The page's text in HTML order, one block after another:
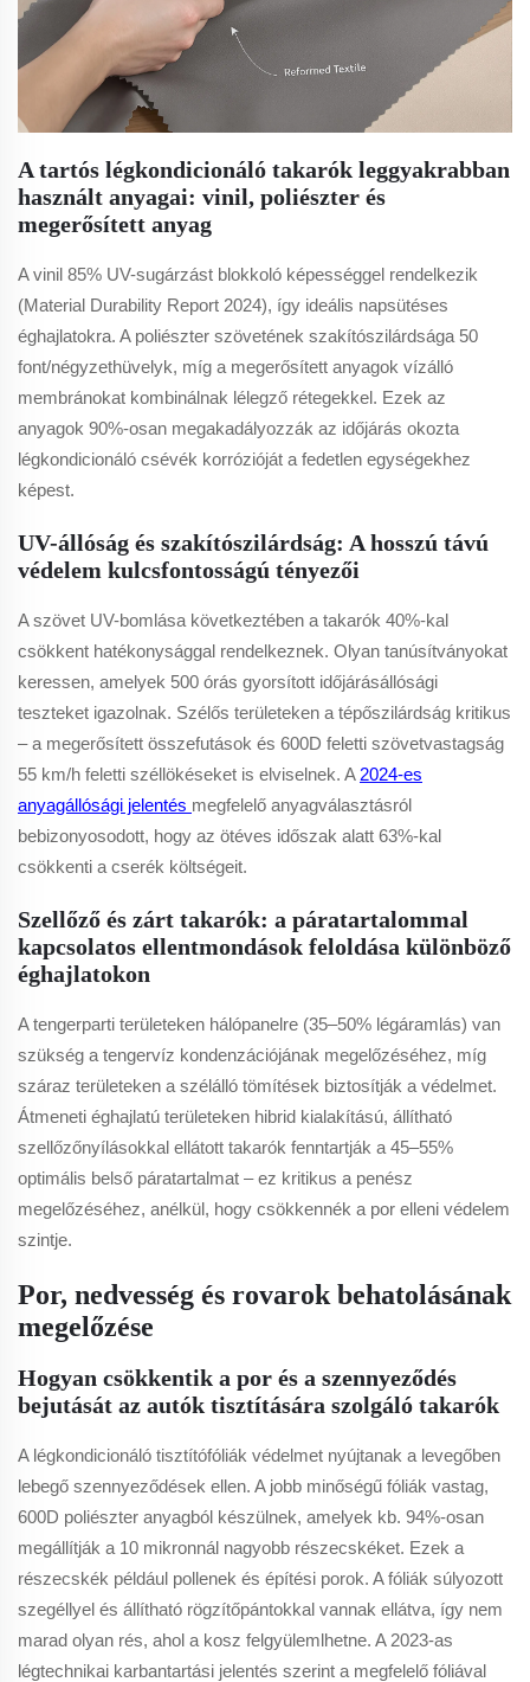
A tartós légkondicionáló takarók leggyakrabban
használt anyagai: vinil, poliészter és
megerősített anyag
A vinil 85% UV-sugárzást blokkoló képességgel rendelkezik
(Material Durability Report 2024), így ideális napsütéses
éghajlatokra. A poliészter szövetének szakítószilárdsága 50
font/négyzethüvelyk, míg a megerősített anyagok vízálló
membránokat kombinálnak lélegző rétegekkel. Ezek az
anyagok 90%-osan megakadályozzák az időjárás okozta
légkondicionáló csévék korrózióját a fedetlen egységekhez
képest.
UV-állóság és szakítószilárdság: A hosszú távú
védelem kulcsfontosságú tényezői
A szövet UV-bomlása következtében a takarók 40%-kal
csökkent hatékonysággal rendelkeznek. Olyan tanúsítványokat
keressen, amelyek 500 órás gyorsított időjárásállósági
teszteket igazolnak. Szélős területeken a tépőszilárdság kritikus
– a megerősített összefutások és 600D feletti szövetvastagság
55 km/h feletti széllökéseket is elviselnek. A 2024-es
anyagállósági jelentés megfelelő anyagválasztásról
bebizonyosodott, hogy az ötéves időszak alatt 63%-kal
csökkenti a cserék költségeit.
Szellőző és zárt takarók: a páratartalommal
kapcsolatos ellentmondások feloldása különböző
éghajlatokon
A tengerparti területeken hálópanelre (35–50% légáramlás) van
szükség a tengervíz kondenzációjának megelőzéséhez, míg
száraz területeken a szélálló tömítések biztosítják a védelmet.
Átmeneti éghajlatú területeken hibrid kialakítású, állítható
szellőzőnyílásokkal ellátott takarók fenntartják a 45–55%
optimális belső páratartalmat – ez kritikus a penész
megelőzéséhez, anélkül, hogy csökkennék a por elleni védelem
szintje.
Por, nedvesség és rovarok behatolásának
megelőzése
Hogyan csökkentik a por és a szennyeződés
bejutását az autók tisztítására szolgáló takarók
A légkondicionáló tisztítófóliák védelmet nyújtanak a levegőben
lebegő szennyeződések ellen. A jobb minőségű fóliák vastag,
600D poliészter anyagból készülnek, amelyek kb. 94%-osan
megállítják a 10 mikronnál nagyobb részecskéket. Ezek a
részecskék például pollenek és építési porok. A fóliák súlyozott
szegéllyel és állítható rögzítőpántokkal vannak ellátva, így nem
marad olyan rés, ahol a kosz felgyülemlhetne. A 2023-as
légtechnikai karbantartási jelentés szerint a megfelelő fóliával